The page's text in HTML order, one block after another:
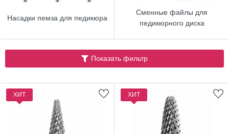
Насадки пемза для педикюра
Сменные файлы для
педикюрного диска
Показать фильтр
ХИТ ХИТ